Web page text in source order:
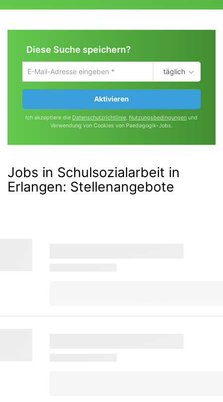
Diese Suche speichern?
Um
die
aktuelle
zu
speichern
deine
ein
täglich
Aktivieren
Ich akzeptiere die Datenschutzrichtlinie, Nutzungsbedingungen und
Verwendung von Cookies von Paedagogik-Jobs.
Jobs in Schulsozialarbeit in
Erlangen: Stellenangebote